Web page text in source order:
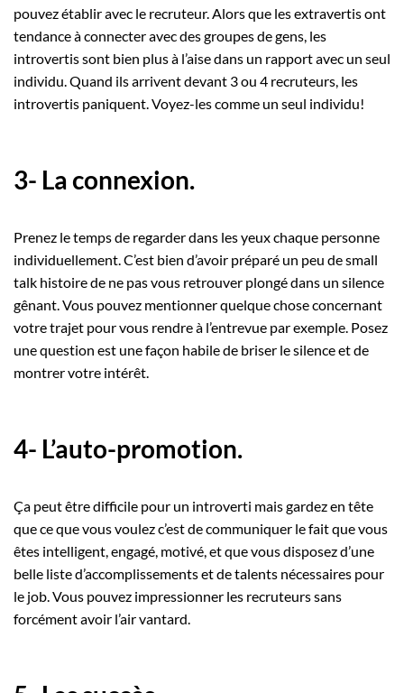
pouvez établir avec le recruteur. Alors que les extravertis ont
tendance à connecter avec des groupes de gens, les
introvertis sont bien plus à l’aise dans un rapport avec un seul
individu. Quand ils arrivent devant 3 ou 4 recruteurs, les
introvertis paniquent. Voyez-les comme un seul individu!
3- La connexion.
Prenez le temps de regarder dans les yeux chaque personne
individuellement. C’est bien d’avoir préparé un peu de small
talk histoire de ne pas vous retrouver plongé dans un silence
gênant. Vous pouvez mentionner quelque chose concernant
votre trajet pour vous rendre à l’entrevue par exemple. Posez
une question est une façon habile de briser le silence et de
montrer votre intérêt.
4- L’auto-promotion.
Ça peut être difficile pour un introverti mais gardez en tête
que ce que vous voulez c’est de communiquer le fait que vous
êtes intelligent, engagé, motivé, et que vous disposez d’une
belle liste d’accomplissements et de talents nécessaires pour
le job. Vous pouvez impressionner les recruteurs sans
forcément avoir l’air vantard.